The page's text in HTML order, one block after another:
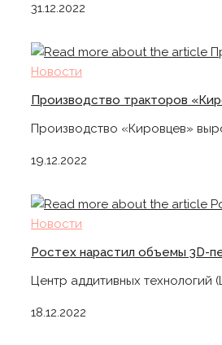
31.12.2022
Новости
Производство тракторов
Производство «Кировцев»
19.12.2022
Новости
Ростех нарастил объемы 3D-
Центр аддитивных технологий
18.12.2022